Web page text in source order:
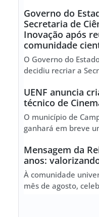
Governo do
Secretaria de
Inovação após
comunidade
O Governo do
decidiu recriar a
UENF anuncia
técnico de
O município de
ganhará em breve
Mensagem da
anos:
À comunidade
mês de agosto,